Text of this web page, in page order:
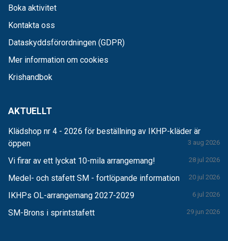
Boka aktivitet
Kontakta oss
Dataskyddsförordningen (GDPR)
Mer information om cookies
Krishandbok
AKTUELLT
Klädshop nr 4 - 2026 för beställning av IKHP-kläder är
öppen
3 aug 2026
Vi firar av ett lyckat 10-mila arrangemang! 28 jul 2026
Medel- och stafett SM - fortlöpande information 20 jul 2026
IKHPs OL-arrangemang 2027-2029 6 jul 2026
SM-Brons i sprintstafett 29 jun 2026